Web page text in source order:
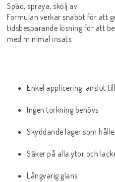
Späd, spraya, skölj av.
Formulan verkar snabbt för att
tidsbesparande lösning för att
med minimal insats.
Enkel applicering, anslut
Ingen torkning behövs
Skyddande lager som
Säker på alla ytor och
Långvarig glans